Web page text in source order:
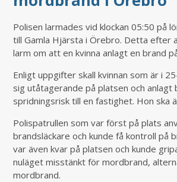
Polisen larmades vid klockan 05:50 på
till Gamla Hjärsta i Örebro. Detta efter
larm om att en kvinna anlagt en brand
Enligt uppgifter skall kvinnan som är i
sig utåtagerande på platsen och anlagt
spridningsrisk till en fastighet. Hon ska
Polispatrullen som var först på plats
brandsläckare och kunde få kontroll på
var även kvar på platsen och kunde
nuläget misstänkt för mordbrand,
mordbrand.